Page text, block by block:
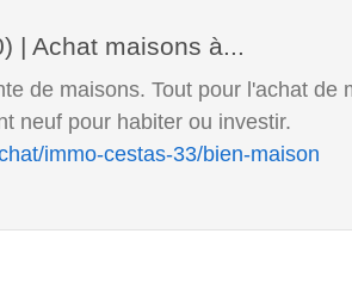
de maisons. Tout pour l'achat de
neuf pour habiter ou investir.
immo-cestas-33/bien-maison